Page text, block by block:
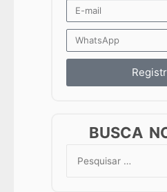
BUSCA
Search